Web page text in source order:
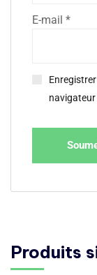
E-mail *
Produits